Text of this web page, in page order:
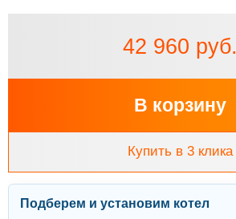
42 960 руб.
В корзину
Купить в 3 клика
Подберем и установим котел